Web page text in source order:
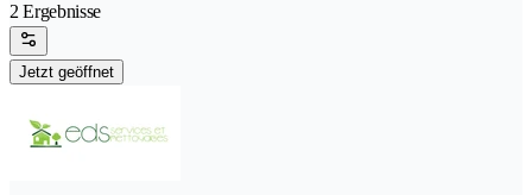
2 Ergebnisse
Jetzt geöffnet